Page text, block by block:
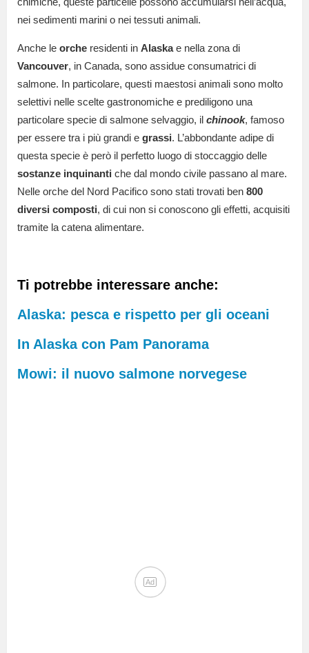
nei sedimenti marini o nei tessuti animali.
Anche le orche residenti in Alaskae nella zona di
Vancouver, in Canada, sono assidue consumatrici di
salmone. In particolare, questi maestosi animali sono molto
selettivi nelle scelte gastronomiche e prediligono una
particolare specie di salmone selvaggio, il chinook, famoso
per essere tra i più grandi e grassi. L’abbondante adipe di
questa specie è però il perfetto luogo di stoccaggio delle
sostanze inquinanti che dal mondo civile passano al mare.
Nelle orche del Nord Pacifico sono stati trovati ben 800
diversi composti, di cui non si conoscono gli effetti, acquisiti
tramite la catena alimentare.
Ti potrebbe interessare anche:
Alaska: pesca e rispetto per gli oceani
In Alaska con Pam Panorama
Mowi: il nuovo salmone norvegese
Ad